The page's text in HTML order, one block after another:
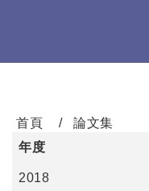
首頁
論文集
年度
2018